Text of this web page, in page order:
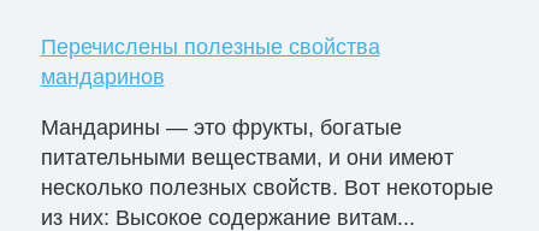
Перечислены полезные свойства
мандаринов
Мандарины — это фрукты, богатые
питательными веществами, и они имеют
несколько полезных свойств. Вот некоторые
из них: Высокое содержание витам...